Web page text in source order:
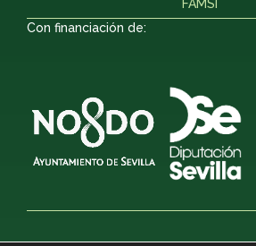
FAMSI
Con financiación de: